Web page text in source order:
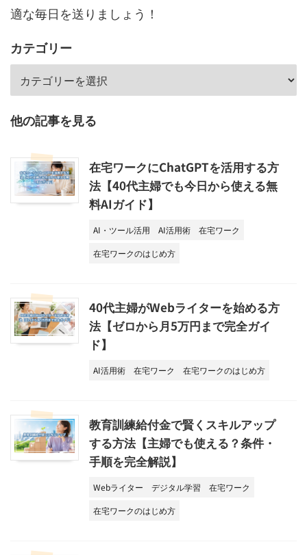
適な毎日を送りましょう！
カテゴリー
他の記事を見る
在宅ワークにChatGPTを活用する方
法【40代主婦でも今日から使える無
料AIガイド】
AI・ツール活用 AI活用術
在宅ワーク
在宅ワークのはじめ方
40代主婦がWebライターを始める方
法【ゼロから月5万円まで完全ガイ
ド】
AI活用術 在宅ワーク 在宅ワークのはじめ方
教育訓練給付金で賢くスキルアップ
する方法【主婦でも使える？条件・
手順を完全解説】
Webライター デジタル学習
在宅ワーク
在宅ワークのはじめ方